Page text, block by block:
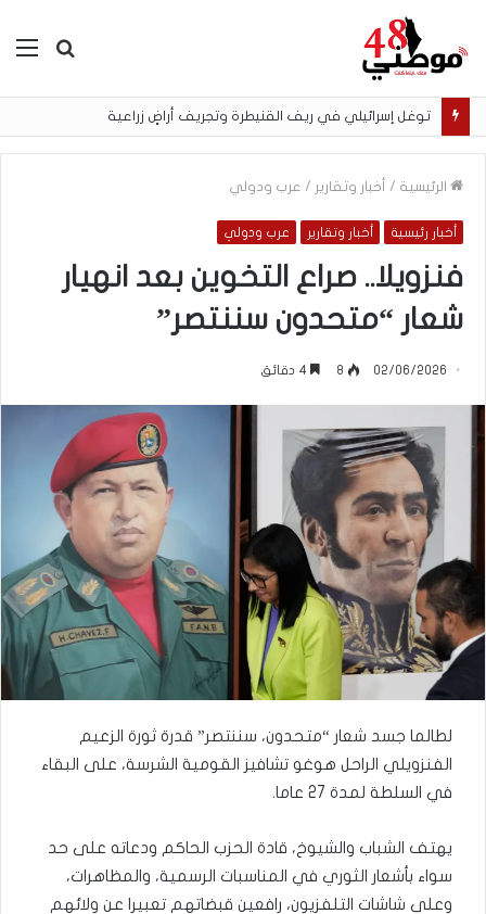
بحث
توغل إسرائيلي في ريف القنيطرة وتجريف أراضٍ زراعية
الرئيسية / أخبار وتقارير / عرب ودولي
أخبار رئيسية أخبار وتقارير عرب ودولي
فنزويلا.. صراع التخوين بعد انهيار
شعار “متحدون سننتصر”
02/06/2026
8
لطالما جسد شعار “متحدون، سننتصر” قدرة ثورة الزعيم
الفنزويلي الراحل هوغو تشافيز القومية الشرسة، على البقاء
في السلطة لمدة 27 عاما.
يهتف الشباب والشيوخ، قادة الحزب الحاكم ودعاته على حد
سواء بأشعار الثوري في المناسبات الرسمية، والمظاهرات،
وعلى شاشات التلفزيون، رافعين قبضاتهم تعبيرا عن ولائهم